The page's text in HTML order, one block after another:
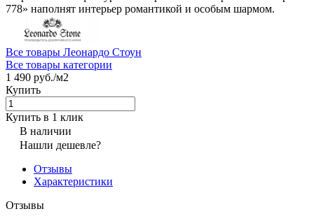
778» наполнят интерьер романтикой и особым шармом.
Все товары Леонардо Стоун
Все товары категории
1 490 руб./м2
Купить
Купить в 1 клик
В наличии
Нашли дешевле?
Отзывы
Характеристики
Отзывы